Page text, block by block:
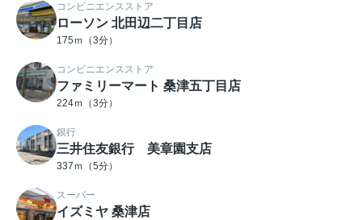
コンビニエンスストア
ローソン 北田辺二丁目店
175ｍ（3分）
コンビニエンスストア
ファミリーマート 桑津五丁目店
224ｍ（3分）
銀行
三井住友銀行 美章園支店
337ｍ（5分）
スーパー
イズミヤ 桑津店